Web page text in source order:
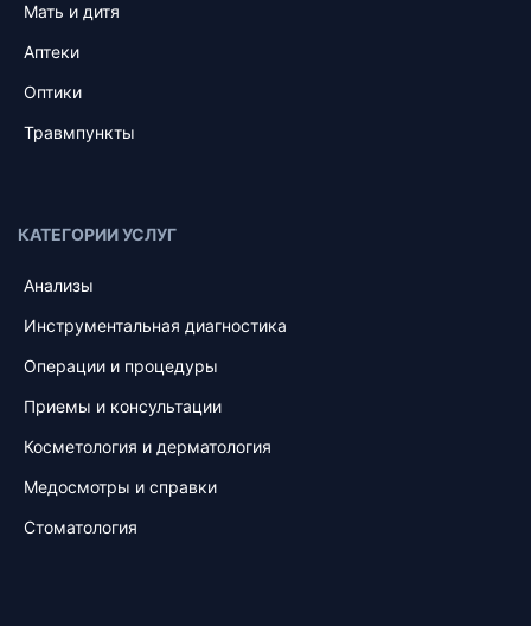
Мать и дитя
Аптеки
Оптики
Травмпункты
КАТЕГОРИИ УСЛУГ
Анализы
Инструментальная диагностика
Операции и процедуры
Приемы и консультации
Косметология и дерматология
Медосмотры и справки
Стоматология